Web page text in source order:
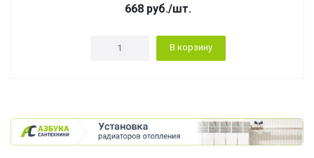
668руб./шт.
В корзину